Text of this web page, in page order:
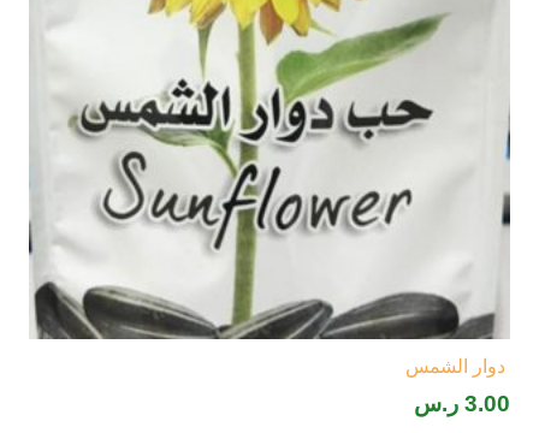
دوار الشمس
3.00 ر.س